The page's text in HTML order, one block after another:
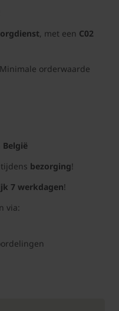
, met een C02
orderwaarde
België
bezorging!
7 werkdagen!
via: